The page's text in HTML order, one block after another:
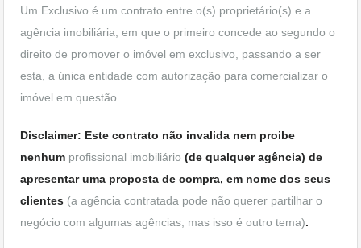
Um Exclusivo é um contrato entre o(s) proprietário(s) e a
agência imobiliária, em que o primeiro concede ao segundo o
direito de promover o imóvel em exclusivo, passando a ser
esta, a única entidade com autorização para comercializar o
imóvel em questão.
Disclaimer: Este contrato não invalida nem proibe
nenhum profissional imobiliário (de qualquer agência) de
apresentar uma proposta de compra, em nome dos seus
clientes (a agência contratada pode não querer partilhar o
negócio com algumas agências, mas isso é outro tema).